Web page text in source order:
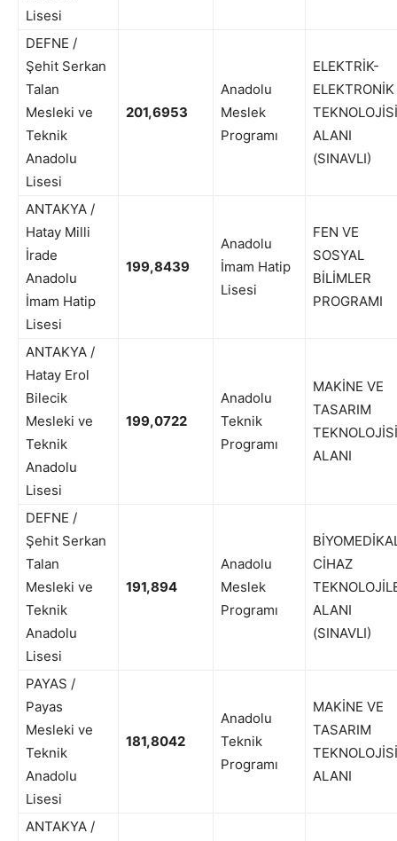
Lisesi
DEFNE /
Şehit Serkan
Talan
Mesleki ve
Teknik
Anadolu
Lisesi
201,6953
Anadolu
Meslek
Programı
ELEKTRİK-
ELEKTRONİK
TEKNOLOJİSİ
ALANI
(SINAVLI)
ANTAKYA /
Hatay Milli
İrade
Anadolu
İmam Hatip
Lisesi
199,8439
Anadolu
İmam Hatip
Lisesi
FEN VE
SOSYAL
BİLİMLER
PROGRAMI
ANTAKYA /
Hatay Erol
Bilecik
Mesleki ve
Teknik
Anadolu
Lisesi
199,0722
Anadolu
Teknik
Programı
MAKİNE VE
TASARIM
TEKNOLOJİSİ
ALANI
DEFNE /
Şehit Serkan
Talan
Mesleki ve
Teknik
Anadolu
Lisesi
191,894
Anadolu
Meslek
Programı
CİHAZ
ALANI
(SINAVLI)
PAYAS /
Payas
Mesleki ve
Teknik
Anadolu
Lisesi
181,8042
Anadolu
Teknik
Programı
MAKİNE VE
TASARIM
TEKNOLOJİSİ
ALANI
ANTAKYA /